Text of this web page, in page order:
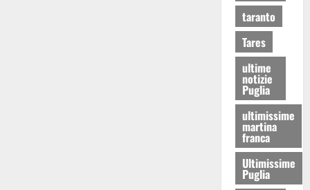
taranto
Tares
ultime
notizie
Puglia
ultimissime
martina
franca
Ultimissime
Puglia